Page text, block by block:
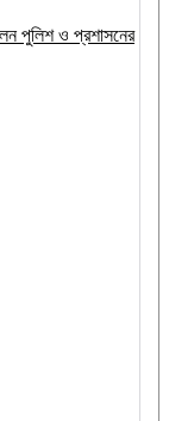
পুলিশ ও প্রশাসনের